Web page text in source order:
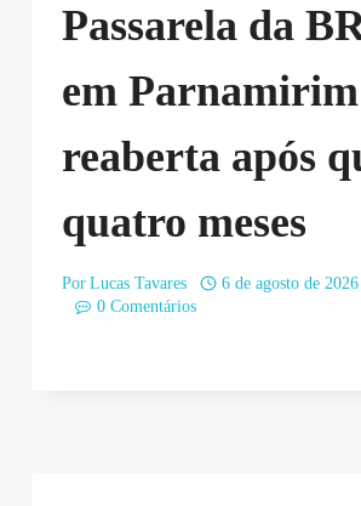
Passarela da
em
reaberta após
quatro meses
Por Lucas Tavares
6 de agosto de 2026
0 Comentários